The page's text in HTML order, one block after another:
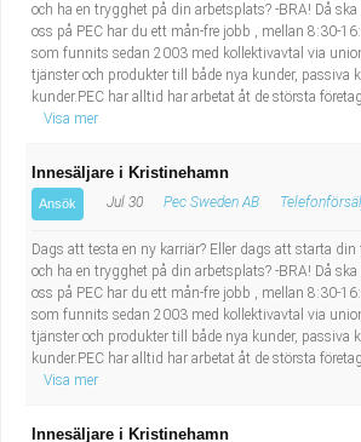
och ha en trygghet på din arbetsplats? -BRA! Då
oss på PEC har du ett mån-fre jobb , mellan 8:30-
som funnits sedan 2003 med kollektivavtal via
tjänster och produkter till både nya kunder, passiva
kunder.PEC har alltid har arbetat åt de största
Visa mer
Innesäljare i Kristinehamn
Ansök Jul 30 Pec Sweden AB
Dags att testa en ny karriär? Eller dags att starta
och ha en trygghet på din arbetsplats? -BRA! Då
oss på PEC har du ett mån-fre jobb , mellan 8:30-
som funnits sedan 2003 med kollektivavtal via
tjänster och produkter till både nya kunder, passiva
kunder.PEC har alltid har arbetat åt de största
Visa mer
Innesäljare i Kristinehamn